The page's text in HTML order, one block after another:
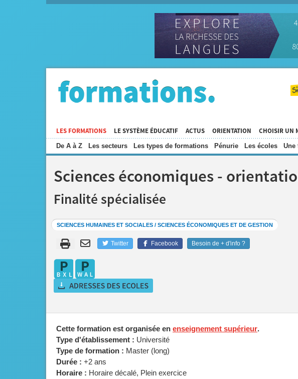
LES FORMATIONS
De A à Z Les secteurs Les types de formations Pénurie Les écoles Une
LE SYSTÈME ÉDUCATIF ACTUS ORIENTATION CHOISIR UN
Sciences économiques -
Finalité spécialisée
SCIENCES HUMAINES ET SOCIALES / SCIENCES ÉCONOMIQUES ET DE GESTION
Twitter Facebook Besoin de + d'info ?
Cette formation est organisée en enseignement supérieur.
Type d'établissement : Université
Type de formation : Master (long)
Durée : +2 ans
Horaire : Horaire décalé, Plein exercice